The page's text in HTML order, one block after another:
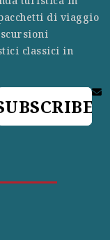
di viaggio
classici in